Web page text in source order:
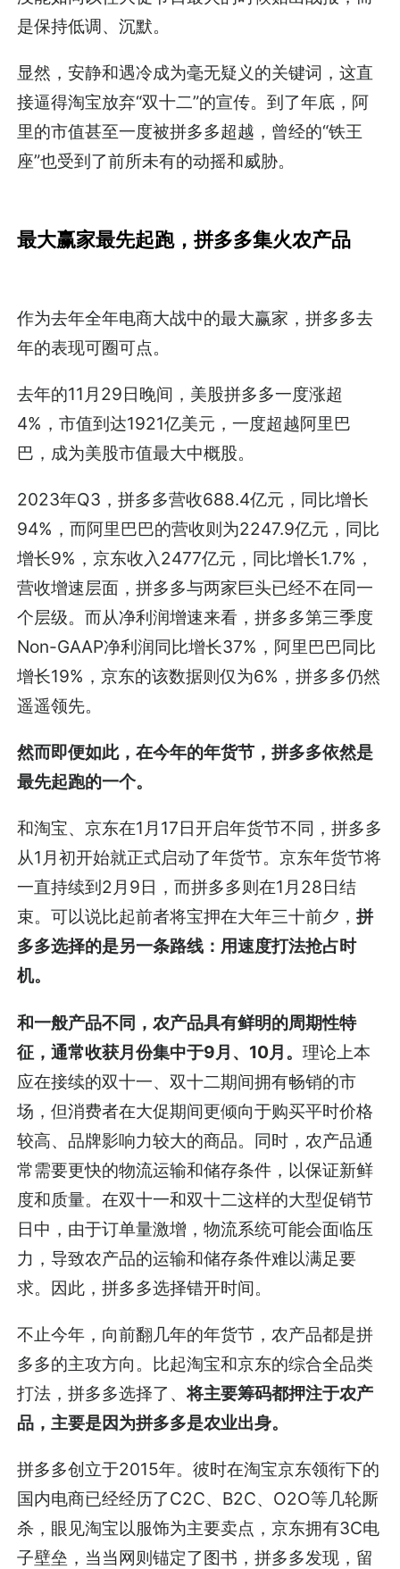
是保持低调、沉默。
显然，安静和遇冷成为毫无疑义的关键词，这直
接逼得淘宝放弃“双十二”的宣传。到了年底，阿
里的市值甚至一度被拼多多超越，曾经的“铁王
座”也受到了前所未有的动摇和威胁。
最大赢家最先起跑，拼多多集火农产品
作为去年全年电商大战中的最大赢家，拼多多去
年的表现可圈可点。
去年的11月29日晚间，美股拼多多一度涨超
4%，市值到达1921亿美元，一度超越阿里巴
巴，成为美股市值最大中概股。
2023年Q3，拼多多营收688.4亿元，同比增长
94%，而阿里巴巴的营收则为2247.9亿元，同比
增长9%，京东收入2477亿元，同比增长1.7%，
营收增速层面，拼多多与两家巨头已经不在同一
个层级。而从净利润增速来看，拼多多第三季度
Non-GAAP净利润同比增长37%，阿里巴巴同比
增长19%，京东的该数据则仅为6%，拼多多仍然
遥遥领先。
然而即便如此，在今年的年货节，拼多多依然是
最先起跑的一个。
和淘宝、京东在1月17日开启年货节不同，拼多多
从1月初开始就正式启动了年货节。京东年货节将
一直持续到2月9日，而拼多多则在1月28日结
束。可以说比起前者将宝押在大年三十前夕，拼
多多选择的是另一条路线：用速度打法抢占时
机。
和一般产品不同，农产品具有鲜明的周期性特
征，通常收获月份集中于9月、10月。理论上本
应在接续的双十一、双十二期间拥有畅销的市
场，但消费者在大促期间更倾向于购买平时价格
较高、品牌影响力较大的商品。同时，农产品通
常需要更快的物流运输和储存条件，以保证新鲜
度和质量。在双十一和双十二这样的大型促销节
日中，由于订单量激增，物流系统可能会面临压
力，导致农产品的运输和储存条件难以满足要
求。因此，拼多多选择错开时间。
不止今年，向前翻几年的年货节，农产品都是拼
多多的主攻方向。比起淘宝和京东的综合全品类
打法，拼多多选择了、将主要筹码都押注于农产
品，主要是因为拼多多是农业出身。
拼多多创立于2015年。彼时在淘宝京东领衔下的
国内电商已经经历了C2C、B2C、O2O等几轮厮
杀，眼见淘宝以服饰为主要卖点，京东拥有3C电
子壁垒，当当网则锚定了图书，拼多多发现，留